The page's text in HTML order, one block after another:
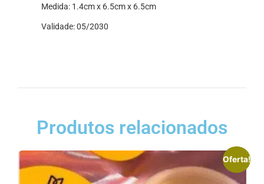
Medida: 1.4cm x 6.5cm x 6.5cm
Validade: 05/2030
Produtos relacionados
Oferta!